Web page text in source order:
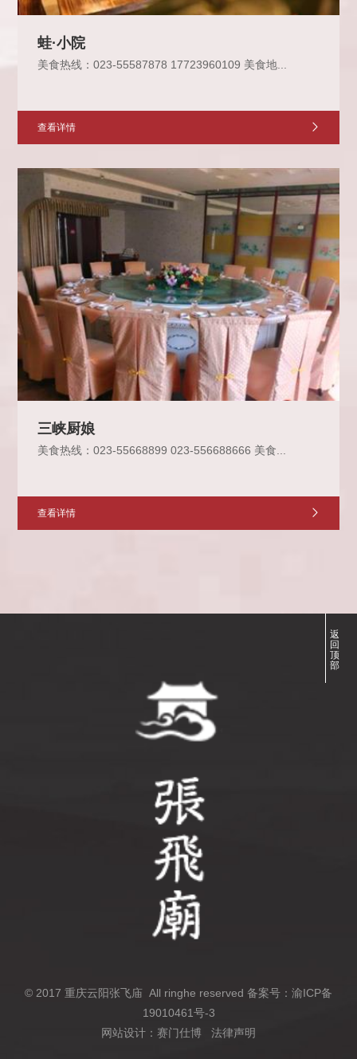
蛙·小院
美食热线：023-55587878 17723960109 美食地...
查看详情
三峡厨娘
美食热线：023-55668899 023-556688666 美食...
查看详情
返
回
顶
部
© 2017 重庆云阳张飞庙 All ringhe reserved 备案号：渝ICP备
19010461号-3
网站设计：赛门仕博
法律声明